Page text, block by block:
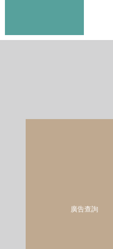
廣告查詢